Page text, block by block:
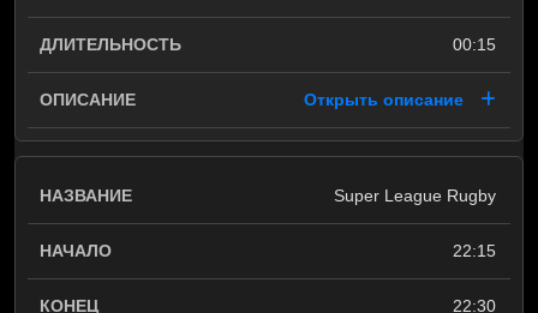
00:15
Открыть описание
Super League Rugby
22:15
22:30